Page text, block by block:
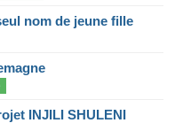
nom de jeune fille
INJILI SHULENI